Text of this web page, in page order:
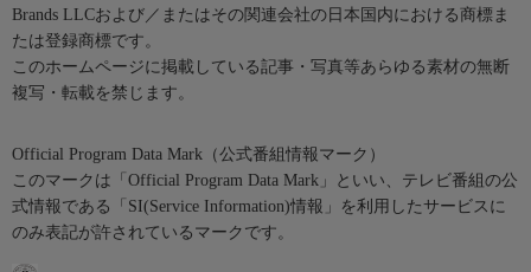
Brands LLCおよび／またはその関連会社の日本国内における商標ま
たは登録商標です。
このホームページに掲載している記事・写真等あらゆる素材の無断
複写・転載を禁じます。
Official Program Data Mark（公式番組情報マーク）
このマークは「Official Program Data Mark」といい、テレビ番組の公
式情報である「SI(Service Information)情報」を利用したサービスに
のみ表記が許されているマークです。